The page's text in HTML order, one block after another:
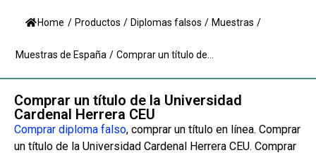
Home / Productos / Diplomas falsos / Muestras /
Muestras de España / Comprar un título de...
Comprar un título de la Universidad
Cardenal Herrera CEU
Comprar diploma falso, comprar un título en línea. Comprar
un título de la Universidad Cardenal Herrera CEU. Comprar